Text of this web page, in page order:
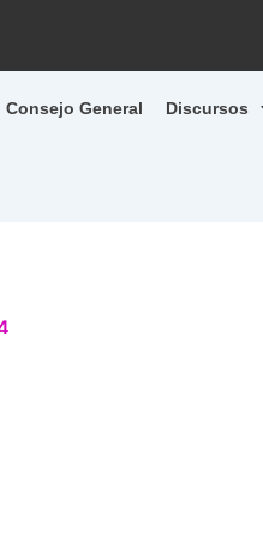
Consejo General Discursos